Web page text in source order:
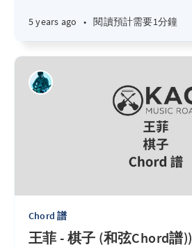
5 years ago • 閱讀預計需要1分鐘
Chord 譜
王菲 - 棋子 (和弦Chord譜))